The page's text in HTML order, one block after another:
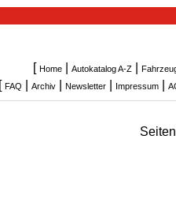
[ Home| Autokatalog A-Z|
[ FAQ Archiv Newsletter Impressum